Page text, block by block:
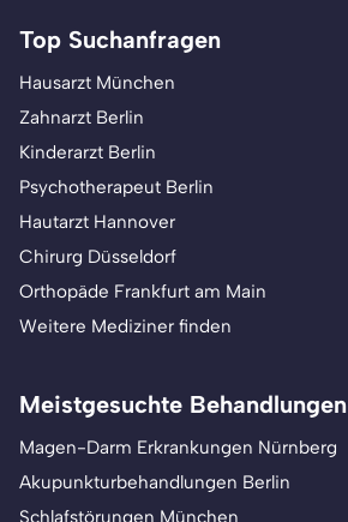
Top Suchanfragen
Hausarzt München
Zahnarzt Berlin
Kinderarzt Berlin
Psychotherapeut Berlin
Hautarzt Hannover
Chirurg Düsseldorf
Orthopäde Frankfurt am Main
Weitere Mediziner finden
Meistgesuchte Behandlungen
Magen-Darm Erkrankungen Nürnberg
Akupunkturbehandlungen Berlin
Schlafstörungen München